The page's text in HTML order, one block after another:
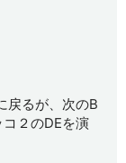
戻るが、次のB
２のDEを演